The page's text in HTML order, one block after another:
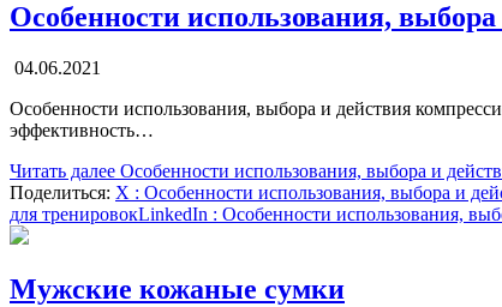
Особенности использования,
04.06.2021
Особенности использования, выбора и действия
эффективность…
Читать далее Особенности использования, выбора и
Поделиться: X : Особенности использования, выбора и
для тренировокLinkedIn : Особенности использования,
Мужские кожаные сумки